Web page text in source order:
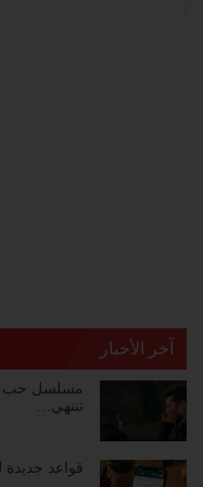
آخر الأخبار
تنتهي…
قواعد جديدة